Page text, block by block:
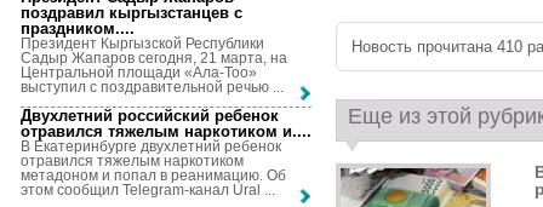
Новость прочитана 410
Еще из этой
поздравил кыргызстанцев с
праздником....
Президент Кыргызской Республики
Садыр Жапаров сегодня, 21 марта, на
Центральной площади «Ала-Тоо»
выступил с поздравительной речью ...
Двухлетний российский ребенок
отравился тяжелым наркотиком и....
В Екатеринбурге двухлетний ребенок
отравился тяжелым наркотиком
метадоном и попал в реанимацию. Об
этом сообщил Telegram-канал Ural ...